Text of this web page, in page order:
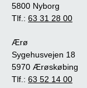
5800 Nyborg
Tlf.: 63 31 28 00
Ærø
Sygehusvejen 18
5970 Ærøskøbing
Tlf.: 63 52 14 00